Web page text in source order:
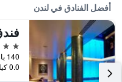
أفضل الفنادق في لندن
5 نجوم
0.0 كيلومتر عن وسط المدينة